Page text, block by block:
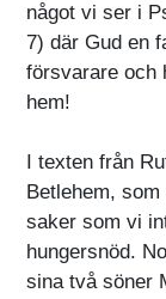
något vi ser i
7) där Gud en
försvarare och
hem!
I texten från
Betlehem,
saker som vi
hungersnöd.
sina två söner